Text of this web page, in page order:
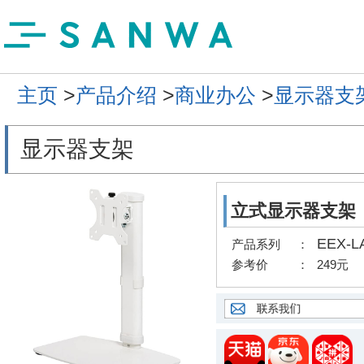
主页 >产品介绍 >商业办公 >显示器支
显示器支架
立式显示器支架
产品系列 ： EEX-
参考价 ： 249元